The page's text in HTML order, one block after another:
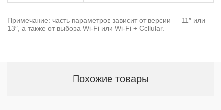
Примечание: часть параметров зависит от версии — 11″ или
13″, а также от выбора Wi-Fi или Wi-Fi + Cellular.
Похожие товары